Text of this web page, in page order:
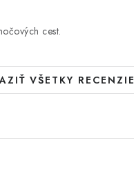
cest.
VŠETKY RECENZIE